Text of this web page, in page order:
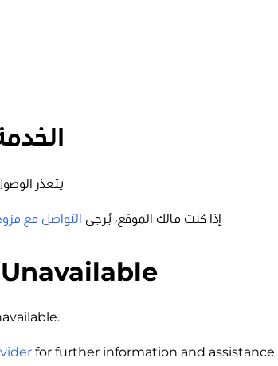
يتعذر
إذا كنت مالك الموقع، يُرجى التواصل مع
for further information and assistance.